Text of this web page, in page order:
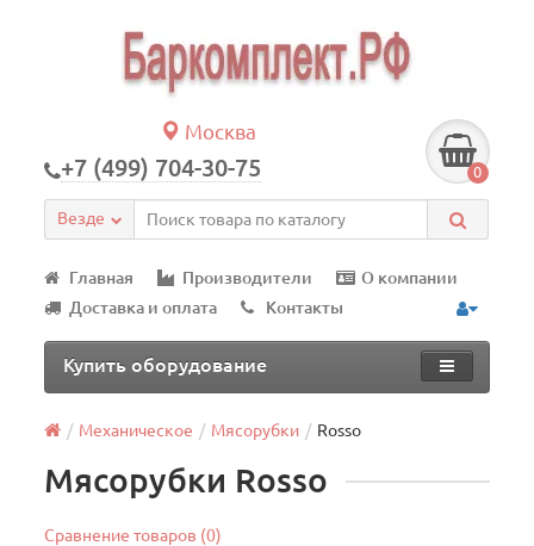
Москва
+7 (499) 704-30-75 0
Везде
Главная Производители
О компании
Доставка и оплата
Контакты
Купить оборудование
Механическое Мясорубки Rosso
Мясорубки Rosso
Сравнение товаров (0)